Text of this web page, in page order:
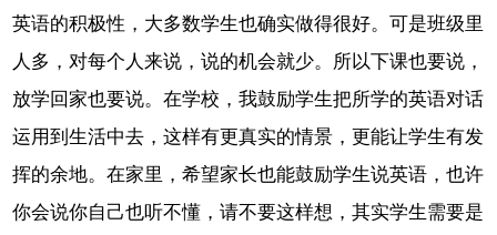
英语的积极性，大多数学生也确实做得很好。可是班级里
人多，对每个人来说，说的机会就少。所以下课也要说，
放学回家也要说。在学校，我鼓励学生把所学的英语对话
运用到生活中去，这样有更真实的情景，更能让学生有发
挥的余地。在家里，希望家长也能鼓励学生说英语，也许
你会说你自己也听不懂，请不要这样想，其实学生需要是